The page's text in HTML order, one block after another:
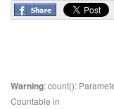
Warning: count():
Countable in